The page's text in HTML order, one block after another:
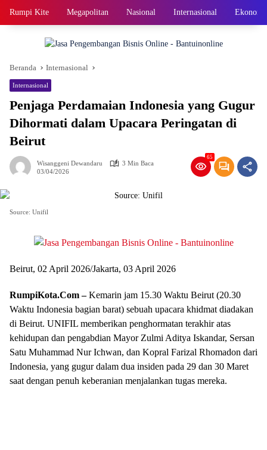
Rumpi Kite Megapolitan Nasional Internasional
Beranda Internasional
Internasional
Penjaga Perdamaian Indonesia yang Gugur
Dihormati dalam Upacara Peringatan di
Beirut
Wisanggeni Dewandaru
3 Min Baca
03/04/2026
65
Source: Unifil
Beirut, 02 April 2026/Jakarta, 03 April 2026
RumpiKota.Com –Kemarin jam 15.30 Waktu Beirut (20.30
Waktu Indonesia bagian barat) sebuah upacara khidmat diadakan
di Beirut. UNIFIL memberikan penghormatan terakhir atas
kehidupan dan pengabdian Mayor Zulmi Aditya Iskandar, Sersan
Satu Muhammad Nur Ichwan, dan Kopral Farizal Rhomadon dari
Indonesia, yang gugur dalam dua insiden pada 29 dan 30 Maret
saat dengan penuh keberanian menjalankan tugas mereka.